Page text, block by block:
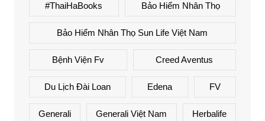
#ThaiHaBooks Bảo Hiểm Nhân Thọ
Bảo Hiểm Nhân Thọ Sun Life Việt Nam
Bệnh Viện Fv Creed Aventus
Du Lịch Đài Loan Edena FV
Generali Generali Việt Nam Herbalife